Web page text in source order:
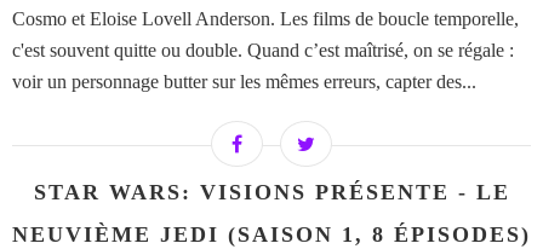
Cosmo et Eloise Lovell Anderson. Les films de boucle temporelle,
c'est souvent quitte ou double. Quand c’est maîtrisé, on se régale :
voir un personnage butter sur les mêmes erreurs, capter des...
STAR WARS: VISIONS PRÉSENTE - LE
NEUVIÈME JEDI (SAISON 1, 8 ÉPISODES)